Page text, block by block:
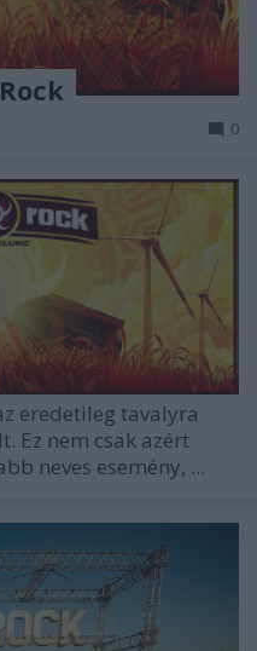
0
eredetileg tavalyra
Ez nem csak azért
neves esemény, ...